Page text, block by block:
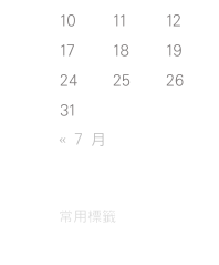
10
11 12
17
18 19
24
25 26
31
« 7 月
常用標籤